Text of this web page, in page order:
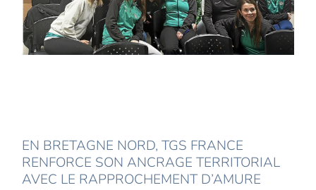
EN BRETAGNE NORD, TGS FRANCE
RENFORCE SON ANCRAGE TERRITORIAL
AVEC LE RAPPROCHEMENT D’AMURE